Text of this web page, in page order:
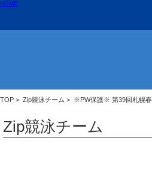
HOME
TOP > Zip競泳チーム > ※PW保護※ 第39回札幌春
Zip競泳チーム